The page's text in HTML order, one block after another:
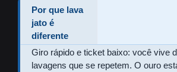
Por que lava
jato é
diferente
Giro rápido e ticket baixo: você vive
lavagens que se repetem. O ouro